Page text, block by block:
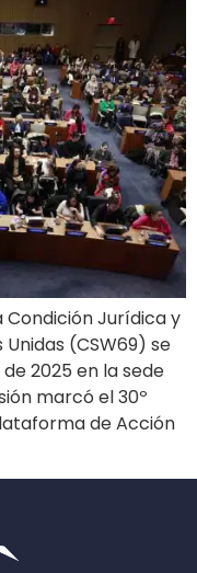
Condición Jurídica y
(CSW69) se
2025 en la sede
marcó el 30º
de Acción